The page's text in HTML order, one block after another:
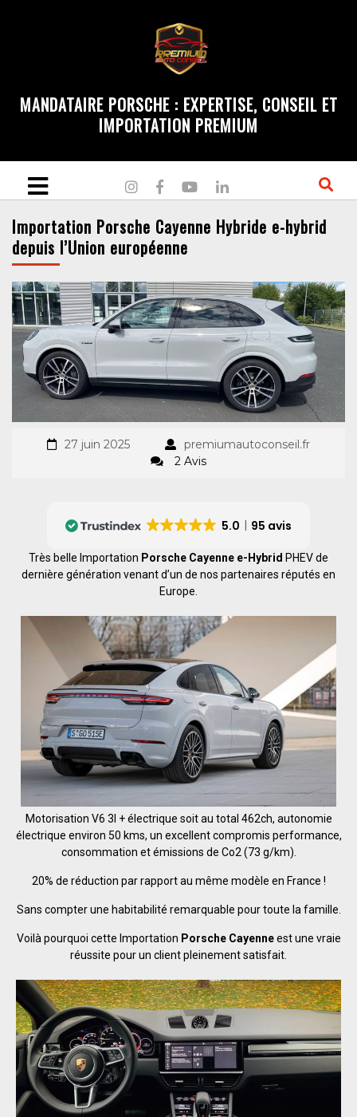
MANDATAIRE PORSCHE : EXPERTISE, CONSEIL ET
IMPORTATION PREMIUM
Importation Porsche Cayenne Hybride e-hybrid
depuis l’Union européenne
27 juin 2025
premiumautoconseil.fr
2 Avis
5.0 95 avis
Très belle Importation Porsche Cayenne e-Hybrid PHEV de
dernière génération venant d’un de nos partenaires réputés en
Europe.
Motorisation V6 3l + électrique soit au total 462ch, autonomie
électrique environ 50 kms, un excellent compromis performance,
consommation et émissions de Co2 (73 g/km).
20% de réduction par rapport au même modèle en France !
Sans compter une habitabilité remarquable pour toute la famille.
Voilà pourquoi cette Importation Porsche Cayenneest une vraie
réussite pour un client pleinement satisfait.